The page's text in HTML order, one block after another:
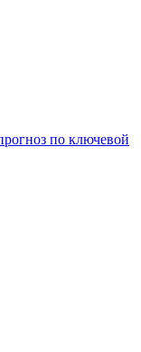
по ключевой